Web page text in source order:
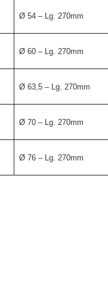
Ø 54 – Lg. 270mm
Ø 60 – Lg. 270mm
Ø 63,5 – Lg. 270mm
Ø 70 – Lg. 270mm
Ø 76 – Lg. 270mm